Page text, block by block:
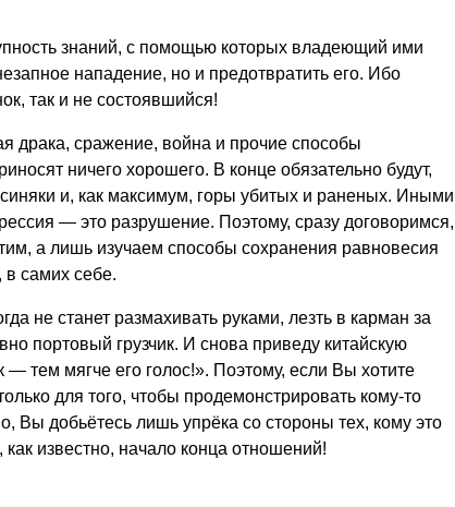
знаний, с помощью которых владеющий ими
нападение, но и предотвратить его. Ибо
так и не состоявшийся!
драка, сражение, война и прочие способы
ничего хорошего. В конце обязательно будут,
и, как максимум, горы убитых и раненых. Иными
— это разрушение. Поэтому, сразу договоримся,
а лишь изучаем способы сохранения равновесия
самих себе.
не станет размахивать руками, лезть в карман за
портовый грузчик. И снова приведу китайскую
— тем мягче его голос!». Поэтому, если Вы хотите
для того, чтобы продемонстрировать кому-то
Вы добьётесь лишь упрёка со стороны тех, кому это
известно, начало конца отношений!